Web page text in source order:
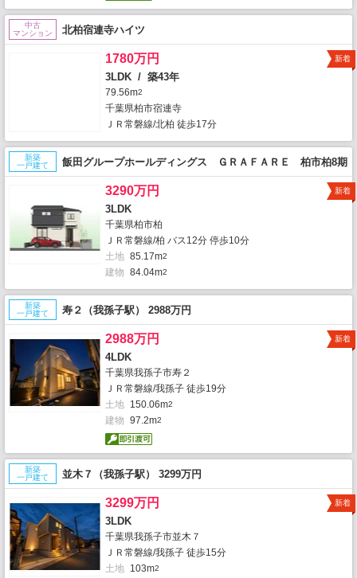
中古
マンション
北柏宿連寺ハイツ
1780万円
3LDK / 築43年
79.56m2
千葉県柏市宿連寺
ＪＲ常磐線/北柏 徒歩17分
新着
新築
一戸建て
飯田グループホールディングス ＧＲＡＦＡＲＥ 柏市柏8期
3290万円
3LDK
千葉県柏市柏
ＪＲ常磐線/柏 バス12分 停歩10分
土地 85.17m2
建物 84.04m2
新着
新築
一戸建て
寿２（我孫子駅） 2988万円
2988万円
4LDK
千葉県我孫子市寿２
ＪＲ常磐線/我孫子 徒歩19分
土地 150.06m2
建物 97.2m2
新着
新築
一戸建て
並木７（我孫子駅） 3299万円
3299万円
3LDK
千葉県我孫子市並木７
ＪＲ常磐線/我孫子 徒歩15分
土地 103m2
新着